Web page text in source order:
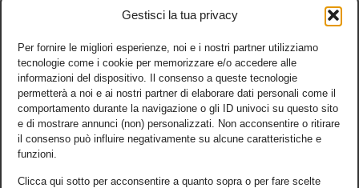
Gestisci la tua privacy
Per fornire le migliori esperienze, noi e i nostri partner utilizziamo
tecnologie come i cookie per memorizzare e/o accedere alle
informazioni del dispositivo. Il consenso a queste tecnologie
permetterà a noi e ai nostri partner di elaborare dati personali come il
comportamento durante la navigazione o gli ID univoci su questo sito
e di mostrare annunci (non) personalizzati. Non acconsentire o ritirare
il consenso può influire negativamente su alcune caratteristiche e
funzioni.
Clicca qui sotto per acconsentire a quanto sopra o per fare scelte